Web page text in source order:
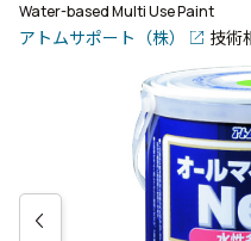
Water-based Multi Use Paint
アトムサポート（株） 技術